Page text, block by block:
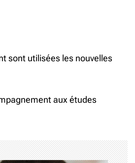
sont utilisées les nouvelles
aux études